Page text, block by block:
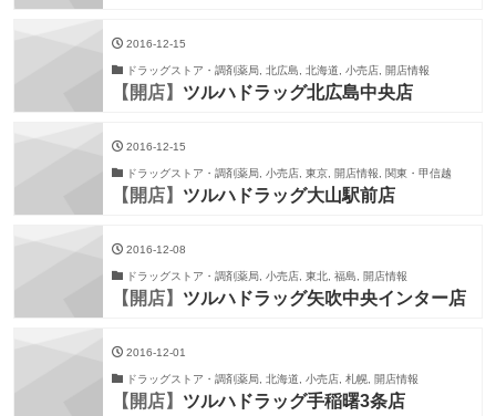
2016-12-15
ドラッグストア・調剤薬局, 北広島, 北海道, 小売店, 開店情報
【開店】 ツルハドラッグ北広島中央店
2016-12-15
ドラッグストア・調剤薬局, 小売店, 東京, 開店情報, 関東・甲信越
【開店】 ツルハドラッグ大山駅前店
2016-12-08
ドラッグストア・調剤薬局, 小売店, 東北, 福島, 開店情報
【開店】 ツルハドラッグ矢吹中央インター店
2016-12-01
ドラッグストア・調剤薬局, 北海道, 小売店, 札幌, 開店情報
【開店】 ツルハドラッグ手稲曙3条店